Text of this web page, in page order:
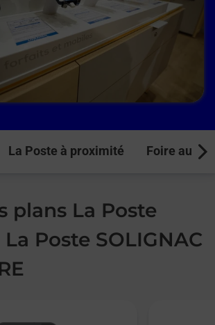
La Poste à proximité Foire aux
plans La Poste
Poste SOLIGNAC